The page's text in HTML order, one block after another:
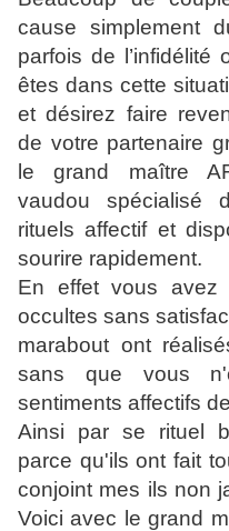
cause simplement
parfois de l’infidélité
êtes dans cette
et désirez faire
de votre partenaire
le grand maître
vaudou spécialisé
rituels affectif et
sourire rapidement.
En effet vous avez
occultes sans
marabout ont
sans que vous
sentiments affectifs
Ainsi par se rituel
parce qu'ils ont fait
conjoint mes ils non
Voici avec le grand